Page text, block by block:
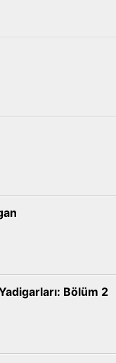
Bölüm 2